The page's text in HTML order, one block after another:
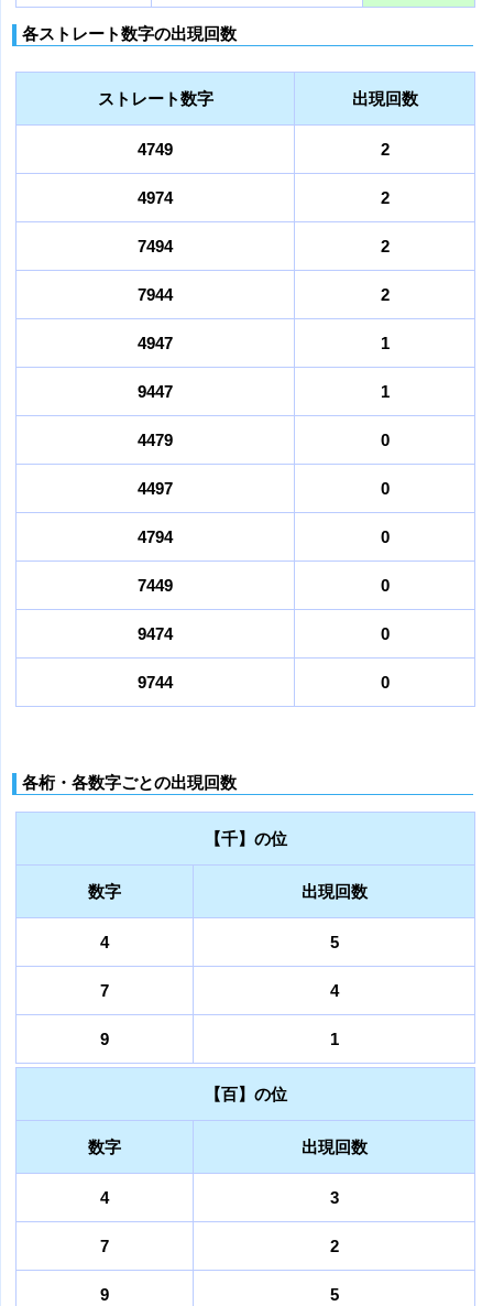
各ストレート数字の出現回数
ストレート数字 出現回数
4749 2
4974 2
7494 2
7944 2
4947 1
9447 1
4479 0
4497 0
4794 0
7449 0
9474 0
9744 0
各桁・各数字ごとの出現回数
【千】の位
数字 出現回数
4 5
7 4
9 1
【百】の位
数字 出現回数
4 3
7 2
9 5